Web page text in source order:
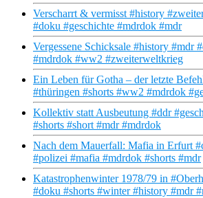
Verscharrt & vermisst #history
#doku #geschichte #mdrdok #mdr
Vergessene Schicksale #history #mdr
#mdrdok #ww2 #zweiterweltkrieg
Ein Leben für Gotha – der letzte
#thüringen #shorts #ww2 #mdrdok
Kollektiv statt Ausbeutung #ddr
#shorts #short #mdr #mdrdok
Nach dem Mauerfall: Mafia in Erfurt
#polizei #mafia #mdrdok #shorts #mdr
Katastrophenwinter 1978/79 in
#doku #shorts #winter #history #mdr